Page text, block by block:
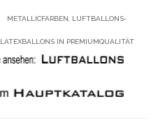
METALLICFARBEN, LUFTBALLONS-
LATEXBALLONS IN PREMIUMQUALITÄT